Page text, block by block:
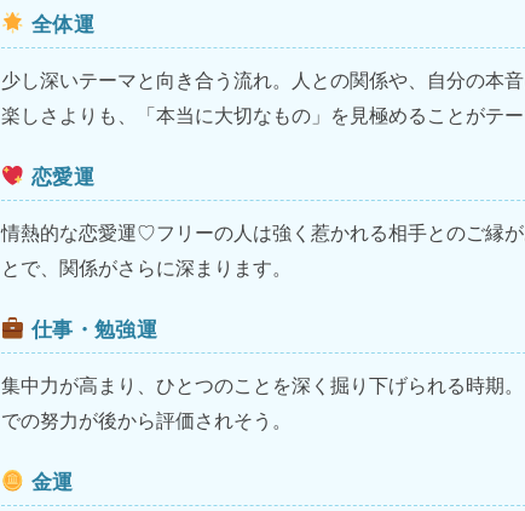
全体運
少し深いテーマと向き合う流れ。人との関係や、自分の本
楽しさよりも、「本当に大切なもの」を見極めることがテー
恋愛運
情熱的な恋愛運♡フリーの人は強く惹かれる相手とのご縁
とで、関係がさらに深まります。
仕事・勉強運
集中力が高まり、ひとつのことを深く掘り下げられる時期
での努力が後から評価されそう。
金運